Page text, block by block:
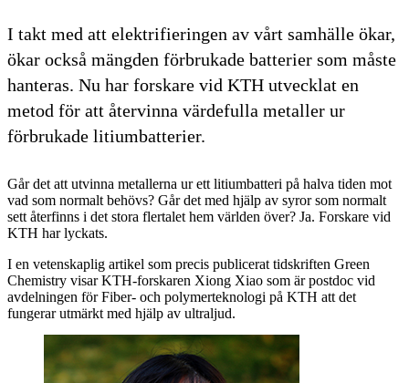
I takt med att elektrifieringen av vårt samhälle ökar,
ökar också mängden förbrukade batterier som måste
hanteras. Nu har forskare vid KTH utvecklat en
metod för att återvinna värdefulla metaller ur
förbrukade litiumbatterier.
Går det att utvinna metallerna ur ett litiumbatteri på halva tiden mot
vad som normalt behövs? Går det med hjälp av syror som normalt
sett återfinns i det stora flertalet hem världen över? Ja. Forskare vid
KTH har lyckats.
I en vetenskaplig artikel som precis publicerat tidskriften Green
Chemistry visar KTH-forskaren Xiong Xiao som är postdoc vid
avdelningen för Fiber- och polymerteknologi på KTH att det
fungerar utmärkt med hjälp av ultraljud.